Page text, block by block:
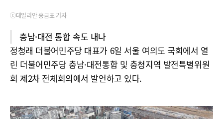
ⓒ데일리안 홍금표 기자
충남·대전 통합 속도 내나
정청래 더불어민주당 대표가 6일 서울 여의도 국회에서 열
린 더불어민주당 충남·대전통합 및 충청지역 발전특별위원
회 제2차 전체회의에서 발언하고 있다.